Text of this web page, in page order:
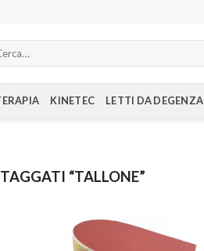
KINETEC LETTI DA DEGENZA
“TALLONE”